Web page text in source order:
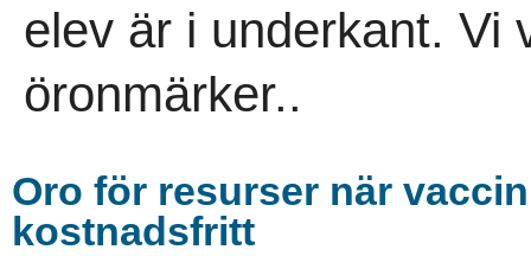
elev är i underkant. Vi
öronmärker..
Oro för resurser när
kostnadsfritt